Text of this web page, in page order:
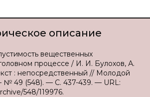
описание
вещественных
процессе / И. И. Булохов, А.
: непосредственный // Молодой
49 (548). — С. 437-439. — URL:
548/119976.